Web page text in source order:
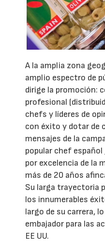
A la amplia zona
amplio espectro de
dirige la promoción:
profesional
chefs y líderes de
con éxito y dotar de
mensajes de la
popular chef español
por excelencia de la
más de 20 años
Su larga trayectoria
los innumerables
largo de su carrera,
embajador para las
EE UU.